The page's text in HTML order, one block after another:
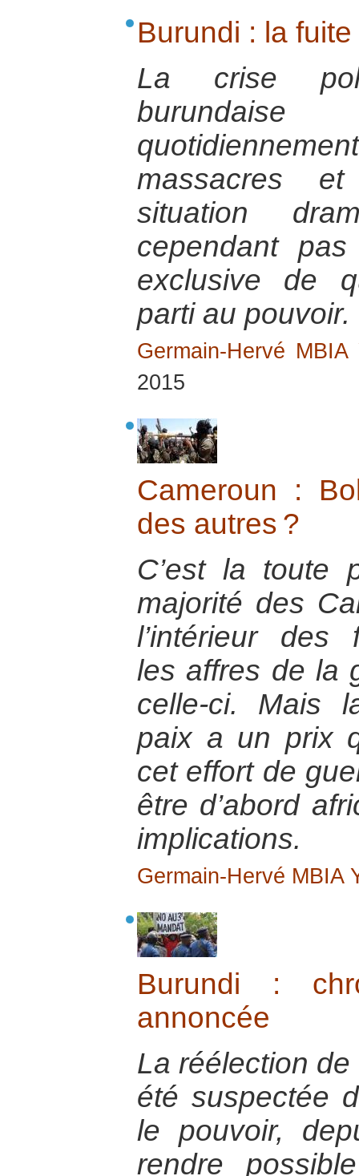
Burundi : la
La crise
massacres et
situation
cependant pas
exclusive de
parti au pouvoir.
Germain-Hervé MBIA
2015
Cameroun :
des autres ?
C’est la toute
majorité des
l’intérieur des
les affres de la
celle-ci. Mais
paix a un prix
cet effort de
être d’abord
implications.
Germain-Hervé MBIA
Burundi :
annoncée
La réélection
été suspectée
le pouvoir,
rendre